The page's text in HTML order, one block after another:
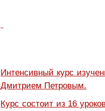
Интенсивный курс
Дмитрием Петровым.
Курс состоит из 16